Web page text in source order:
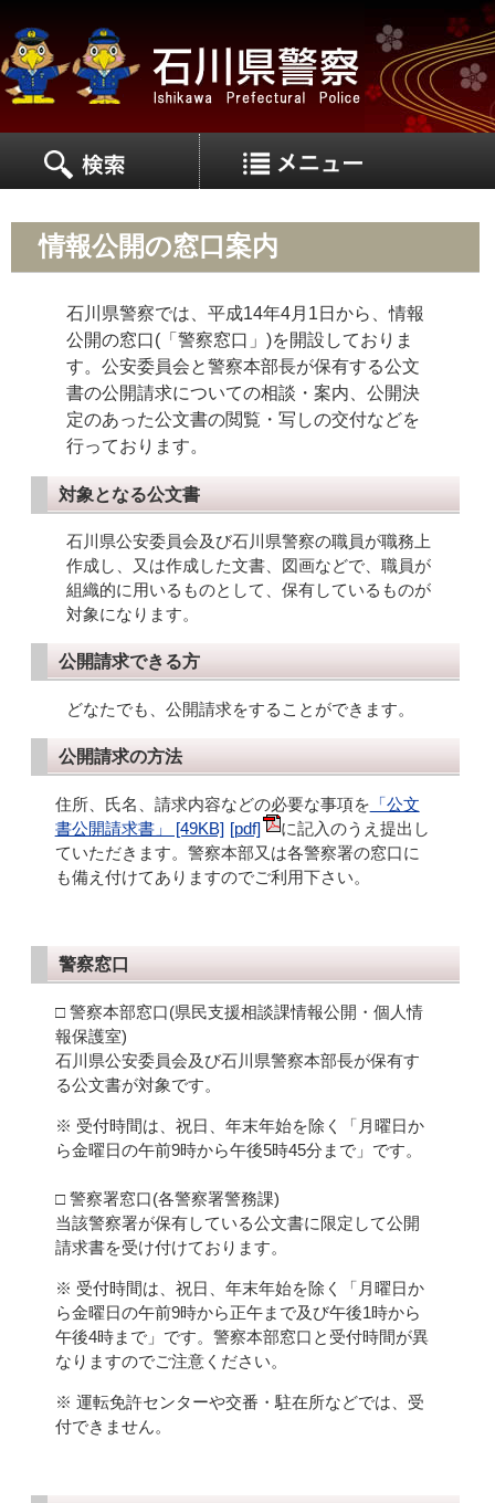
情報公開の窓口案内
石川県警察では、平成14年4月1日から、情報
公開の窓口(「警察窓口」)を開設しておりま
す。公安委員会と警察本部長が保有する公文
書の公開請求についての相談・案内、公開決
定のあった公文書の閲覧・写しの交付などを
行っております。
対象となる公文書
石川県公安委員会及び石川県警察の職員が職務上
作成し、又は作成した文書、図画などで、職員が
組織的に用いるものとして、保有しているものが
対象になります。
公開請求できる方
どなたでも、公開請求をすることができます。
公開請求の方法
住所、氏名、請求内容などの必要な事項を 「公文
書公開請求書」 [49KB]
に記入のうえ提出し
ていただきます。警察本部又は各警察署の窓口に
も備え付けてありますのでご利用下さい。
警察窓口
□ 警察本部窓口(県民支援相談課情報公開・個人情
報保護室)
石川県公安委員会及び石川県警察本部長が保有す
る公文書が対象です。
※ 受付時間は、祝日、年末年始を除く「月曜日か
ら金曜日の午前9時から午後5時45分まで」です。
□ 警察署窓口(各警察署警務課)
当該警察署が保有している公文書に限定して公開
請求書を受け付けております。
※ 受付時間は、祝日、年末年始を除く「月曜日か
ら金曜日の午前9時から正午まで及び午後1時から
午後4時まで」です。警察本部窓口と受付時間が異
なりますのでご注意ください。
※ 運転免許センターや交番・駐在所などでは、受
付できません。